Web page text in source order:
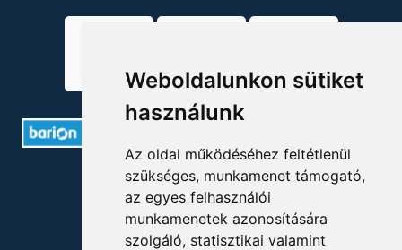
Weboldalunkon sütiket
használunk
Az oldal működéséhez feltétlenül
szükséges, munkamenet támogató,
az egyes felhasználói
munkamenetek azonosítására
szolgáló, statisztikai valamint
ELÉRHETŐSÉGEK
+36 1 880 7600